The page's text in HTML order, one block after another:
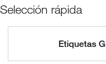
Selección rápida
Etiquetas